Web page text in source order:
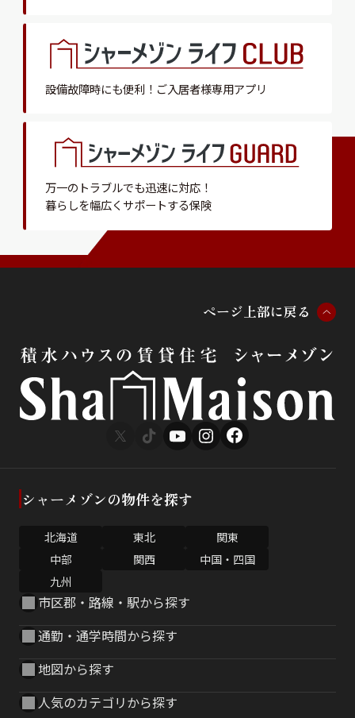
設備故障時にも便利！ ご入居者様専用アプリ
万一のトラブルでも迅速に対応！
暮らしを幅広くサポートする保険
ページ 上部に戻る
シャーメゾンの物件を探す
北海道 東北
関東
中部
関西
中国・四国
九州
市区郡・路線・駅から探す
通勤・通学時間から探す
地図から探す
人気のカテゴリから探す